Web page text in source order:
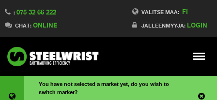
VALITSE MAA: FI
JÄLLEENMYYJÄ: LOGIN
: 075 32 66 222
CHAT: ONLINE
Meny
You have not selected a market yet, do you wish to
switch market?